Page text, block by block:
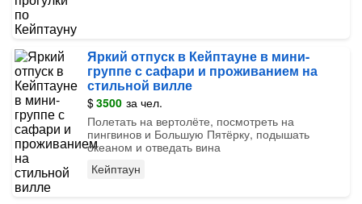
Яркий отпуск в Кейптауне в мини-
группе с сафари и проживанием на
стильной вилле
$3500 за чел.
Полетать на вертолёте, посмотреть на
пингвинов и Большую Пятёрку, подышать
океаном и отведать вина
Кейптаун